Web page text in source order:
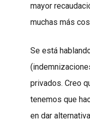
mayor
muchas más
Se está
privados. Creo
tenemos que
en dar